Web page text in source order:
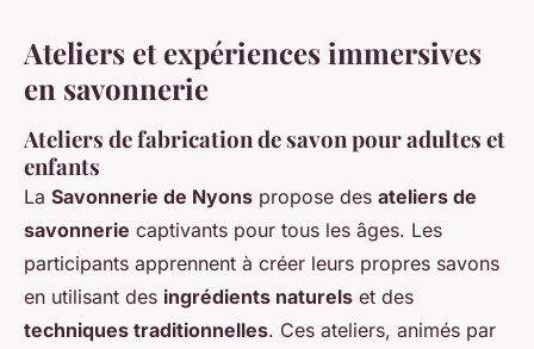
Ateliers et expériences immersives
en savonnerie
Ateliers de fabrication de savon pour adultes et
enfants
La Savonnerie de Nyons propose des ateliers de
savonnerie captivants pour tous les âges. Les
participants apprennent à créer leurs propres savons
en utilisant des ingrédients naturels et des
techniques traditionnelles. Ces ateliers, animés par